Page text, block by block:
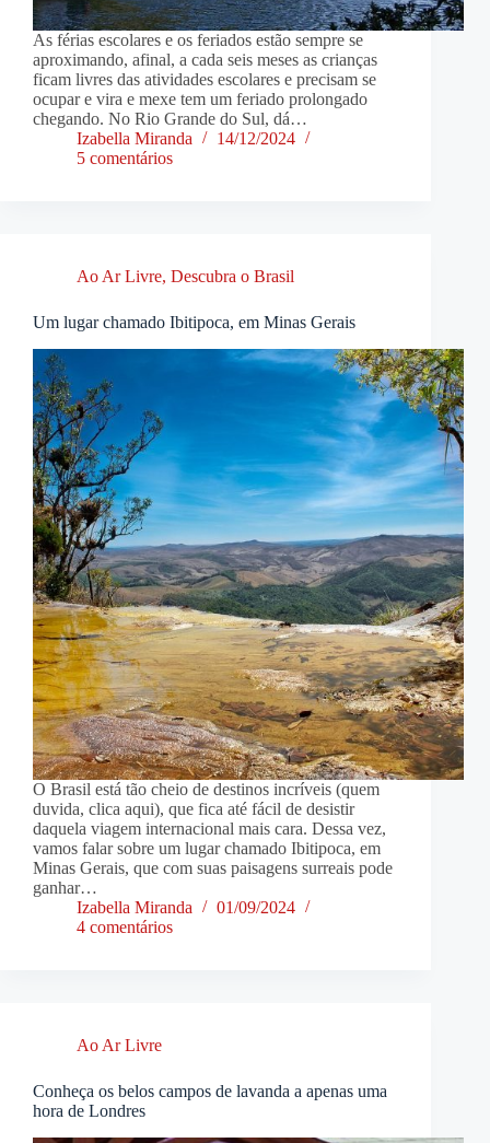
As férias escolares e os feriados estão sempre se
aproximando, afinal, a cada seis meses as crianças
ficam livres das atividades escolares e precisam se
ocupar e vira e mexe tem um feriado prolongado
chegando. No Rio Grande do Sul, dá…
Izabella Miranda
14/12/2024
5 comentários
Ao Ar Livre, Descubra o Brasil
Um lugar chamado Ibitipoca, em Minas Gerais
O Brasil está tão cheio de destinos incríveis (quem
duvida, clica aqui), que fica até fácil de desistir
daquela viagem internacional mais cara. Dessa vez,
vamos falar sobre um lugar chamado Ibitipoca, em
Minas Gerais, que com suas paisagens surreais pode
ganhar…
Izabella Miranda
01/09/2024
4 comentários
Ao Ar Livre
Conheça os belos campos de lavanda a apenas uma
hora de Londres